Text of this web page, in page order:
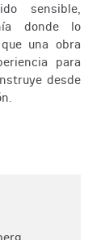
sensible,
donde lo
una obra
para
desde